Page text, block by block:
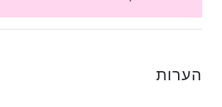
הערות